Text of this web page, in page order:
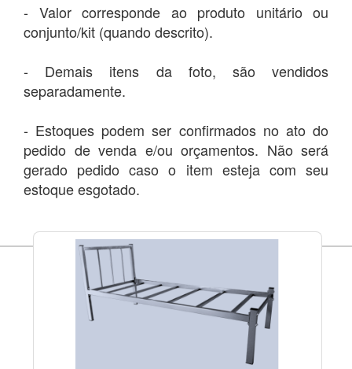
- Valor corresponde ao produto unitário ou
conjunto/kit (quando descrito).
- Demais itens da foto, são vendidos
separadamente.
- Estoques podem ser confirmados no ato do
pedido de venda e/ou orçamentos. Não será
gerado pedido caso o item esteja com seu
estoque esgotado.